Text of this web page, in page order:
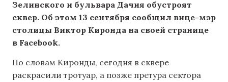
Зелинского и бульвара Дачия обустроят
сквер. Об этом 13 сентября сообщил вице-мэр
столицы Виктор Киронда на своей странице
в Facebook.
По словам Киронды, сегодня в сквере
раскрасили тротуар, а позже претура сектора